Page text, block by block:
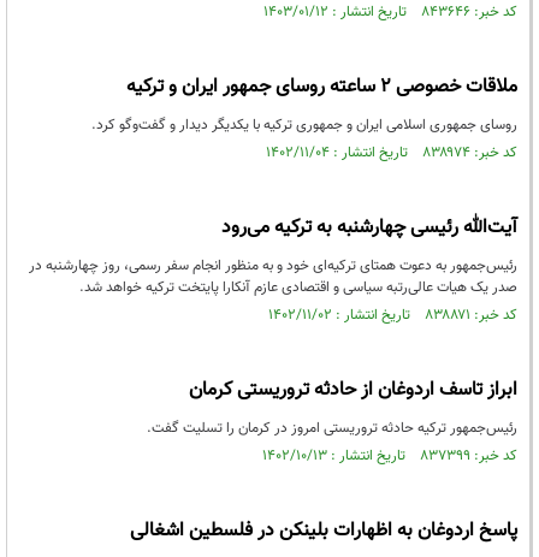
کد خبر: ۸۴۳۶۴۶ تاریخ انتشار : ۱۴۰۳/۰۱/۱۲
ملاقات خصوصی ۲ ساعته روسای جمهور ایران و ترکیه
روسای جمهوری اسلامی ایران و جمهوری ترکیه با یکدیگر دیدار و گفت‌وگو کرد.
کد خبر: ۸۳۸۹۷۴ تاریخ انتشار : ۱۴۰۲/۱۱/۰۴
آیت‌الله رئیسی چهارشنبه به ترکیه می‌رود
رئیس‌جمهور به دعوت همتای ترکیه‌ای خود و به منظور انجام سفر رسمی، روز چهارشنبه در
صدر یک هیات عالی‌رتبه سیاسی و اقتصادی عازم آنکارا پایتخت ترکیه خواهد شد.
کد خبر: ۸۳۸۸۷۱ تاریخ انتشار : ۱۴۰۲/۱۱/۰۲
ابراز تاسف اردوغان از حادثه تروریستی کرمان
رئیس‌جمهور ترکیه حادثه تروریستی امروز در کرمان را تسلیت گفت.
کد خبر: ۸۳۷۳۹۹ تاریخ انتشار : ۱۴۰۲/۱۰/۱۳
پاسخ اردوغان به اظهارات بلینکن در فلسطین اشغالی